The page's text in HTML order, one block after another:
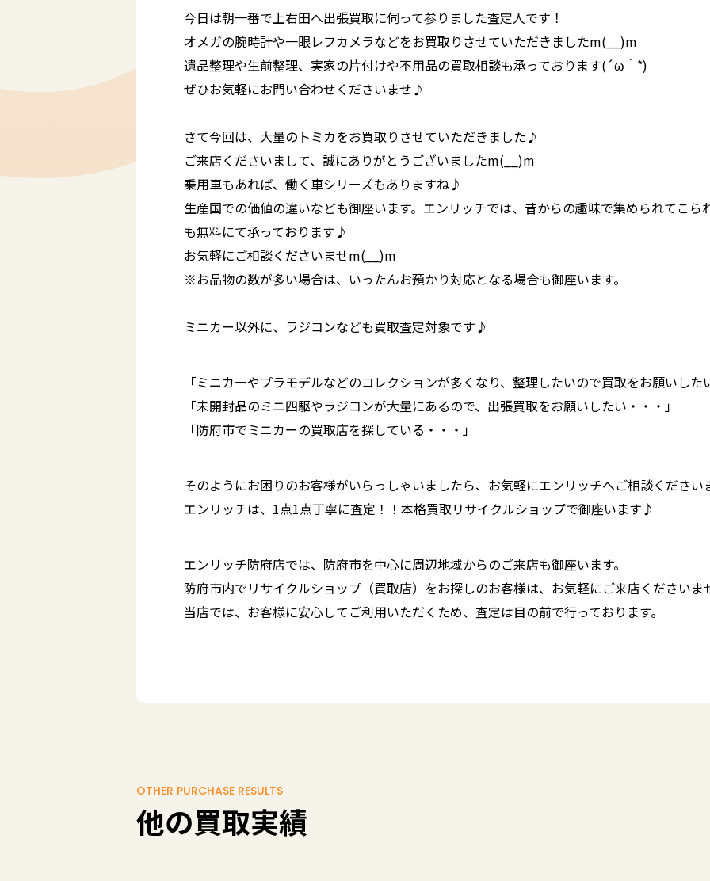
今日は朝一番で上右田へ出張買取に伺って参りました査定人です！
オメガの腕時計や一眼レフカメラなどをお買取りさせていただきましたm(__)m
遺品整理や生前整理、実家の片付けや不用品の買取相談も承っております(´ω｀*)
ぜひお気軽にお問い合わせくださいませ♪
さて今回は、大量のトミカをお買取りさせていただきました♪
ご来店くださいまして、誠にありがとうございましたm(__)m
乗用車もあれば、働く車シリーズもありますね♪
生産国での価値の違いなども御座います。エンリッチでは、昔からの趣味で集められてこら
も無料にて承っております♪
お気軽にご相談くださいませm(__)m
※お品物の数が多い場合は、いったんお預かり対応となる場合も御座います。
ミニカー以外に、ラジコンなども買取査定対象です♪
「ミニカーやプラモデルなどのコレクションが多くなり、整理したいので買取をお願いした
「未開封品のミニ四駆やラジコンが大量にあるので、出張買取をお願いしたい・・・」
「防府市でミニカーの買取店を探している・・・」
そのようにお困りのお客様がいらっしゃいましたら、お気軽にエンリッチへご相談ください
エンリッチは、1点1点丁寧に査定！！本格買取リサイクルショップで御座います♪
エンリッチ防府店では、防府市を中心に周辺地域からのご来店も御座います。
防府市内でリサイクルショップ（買取店）をお探しのお客様は、お気軽にご来店くださいま
当店では、お客様に安心してご利用いただくため、査定は目の前で行っております。
OTHER PURCHASE RESULTS
他の買取実績